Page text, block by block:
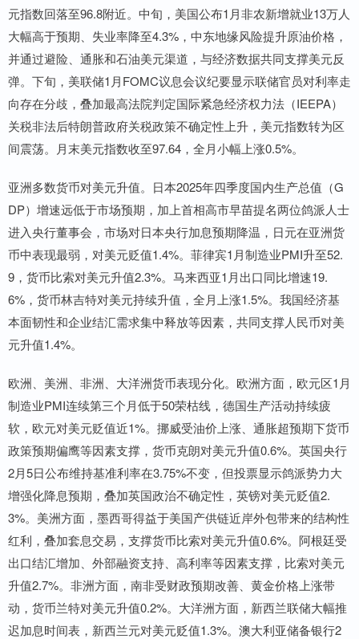
元指数回落至96.8附近。中旬，美国公布1月非农新增就业13万人
大幅高于预期、失业率降至4.3%，中东地缘风险提升原油价格，
并通过避险、通胀和石油美元渠道，与经济数据共同支撑美元反
弹。下旬，美联储1月FOMC议息会议纪要显示联储官员对利率走
向存在分歧，叠加最高法院判定国际紧急经济权力法（IEEPA）
关税非法后特朗普政府关税政策不确定性上升，美元指数转为区
间震荡。月末美元指数收至97.64，全月小幅上涨0.5%。
亚洲多数货币对美元升值。日本2025年四季度国内生产总值（G
DP）增速远低于市场预期，加上首相高市早苗提名两位鸽派人士
进入央行董事会，市场对日本央行加息预期降温，日元在亚洲货
币中表现最弱，对美元贬值1.4%。菲律宾1月制造业PMI升至52.
9，货币比索对美元升值2.3%。马来西亚1月出口同比增速19.
6%，货币林吉特对美元持续升值，全月上涨1.5%。我国经济基
本面韧性和企业结汇需求集中释放等因素，共同支撑人民币对美
元升值1.4%。
欧洲、美洲、非洲、大洋洲货币表现分化。欧洲方面，欧元区1月
制造业PMI连续第三个月低于50荣枯线，德国生产活动持续疲
软，欧元对美元贬值近1%。挪威受油价上涨、通胀超预期下货币
政策预期偏鹰等因素支撑，货币克朗对美元升值0.6%。英国央行
2月5日公布维持基准利率在3.75%不变，但投票显示鸽派势力大
增强化降息预期，叠加英国政治不确定性，英镑对美元贬值2.
3%。美洲方面，墨西哥得益于美国产供链近岸外包带来的结构性
红利，叠加套息交易，支撑货币比索对美元升值0.6%。阿根廷受
出口结汇增加、外部融资支持、高利率等因素支撑，比索对美元
升值2.7%。非洲方面，南非受财政预期改善、黄金价格上涨带
动，货币兰特对美元升值0.2%。大洋洲方面，新西兰联储大幅推
迟加息时间表，新西兰元对美元贬值1.3%。澳大利亚储备银行2